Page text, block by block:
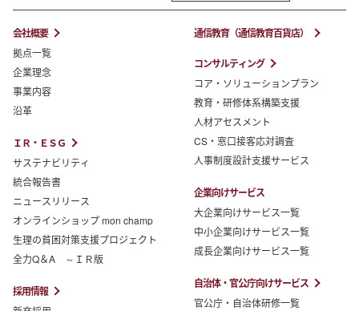
会社概要
拠点一覧
企業理念
事業内容
沿革
ＩＲ・ＥＳＧ
サステナビリティ
統合報告書
ニュースリリース
オンラインショップ mon champ
生理の貧困対策支援プロジェクト
全力Q＆A ～ＩＲ版
採用情報
通信教育（通信教育百貨店）
コンサルティング
コア・ソリューションプラン
教育・研修体系構築支援
人材アセスメント
CS・窓口接客応対調査
人事制度設計支援サービス
企業向けサービス
大企業向けサービス一覧
中小企業向けサービス一覧
成長企業向けサービス一覧
自治体・官公庁向けサービス
官公庁・自治体研修一覧